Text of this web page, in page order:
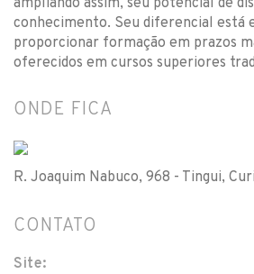
ampliando assim, seu potencial de
conhecimento. Seu diferencial está
proporcionar formação em prazos
oferecidos em cursos superiores
ONDE FICA
R. Joaquim Nabuco, 968 - Tingui,
CONTATO
Site: